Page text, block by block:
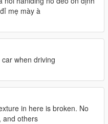
mẹ mày à
when driving
in here is broken. No
and others